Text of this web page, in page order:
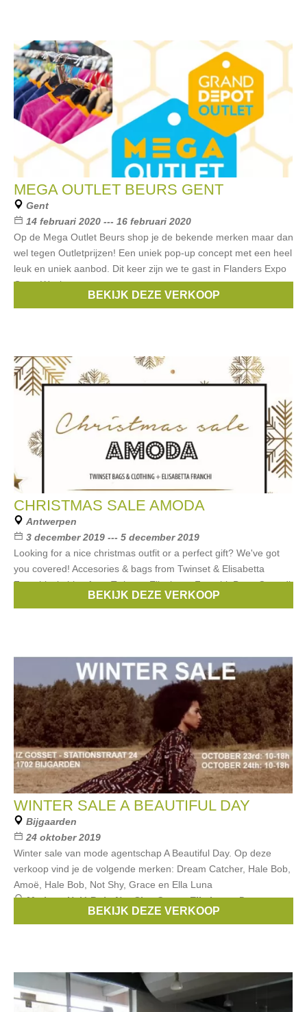
MEGA OUTLET BEURS GENT
Gent
14 februari 2020 --- 16 februari 2020
Op de Mega Outlet Beurs shop je de bekende merken maar dan
wel tegen Outletprijzen! Een uniek pop-up concept met een heel
leuk en uniek aanbod. Dit keer zijn we te gast in Flanders Expo
Gent. Wat kan
Guess,Armani,Esprit, Liu Jo,Roberto Cavalli
BEKIJK DEZE VERKOOP
CHRISTMAS SALE AMODA
Antwerpen
3 december 2019 --- 5 december 2019
Looking for a nice christmas outfit or a perfect gift? We've got
you covered! Accesories & bags from Twinset & Elisabetta
Franchi, clothing from Twinset, Elisabetta Franchi, Betta Corradi
Twinset,Grace,Elisabetta Franchi
BEKIJK DEZE VERKOOP
WINTER SALE A BEAUTIFUL DAY
Bijgaarden
24 oktober 2019
Winter sale van mode agentschap A Beautiful Day. Op deze
verkoop vind je de volgende merken: Dream Catcher, Hale Bob,
Amoë, Hale Bob, Not Shy, Grace en Ella Luna
Merken:Halé Bob,Not Shy,Grace,Ella Luna,Dream
BEKIJK DEZE VERKOOP